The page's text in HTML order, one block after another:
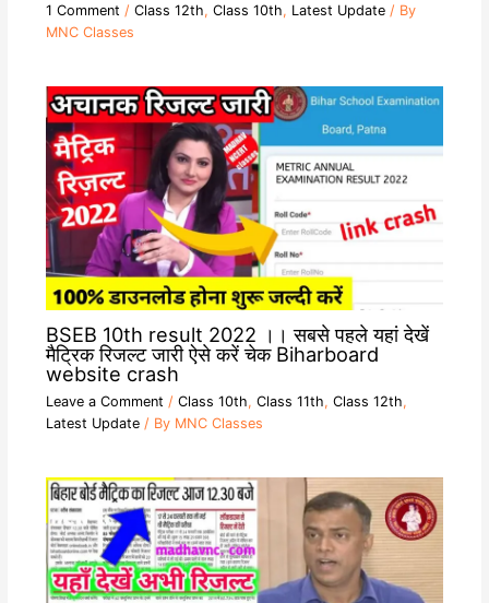
1 Comment / Class 12th, Class 10th, Latest Update/ By
MNC Classes
BSEB 10th result 2022 ।। सबसे पहले यहां देखें
मैट्रिक रिजल्ट जारी ऐसे करें चेक Biharboard
website crash
Leave a Comment / Class 10th, Class 11th, Class 12th,
Latest Update/ By MNC Classes